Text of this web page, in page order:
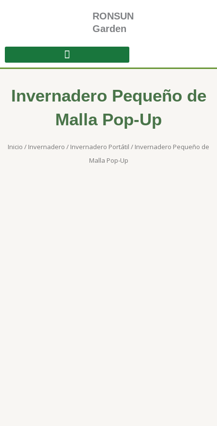
RONSUN
Garden
Invernadero Pequeño de
Malla Pop-Up
Inicio / Invernadero / Invernadero Portátil / Invernadero Pequeño de
Malla Pop-Up